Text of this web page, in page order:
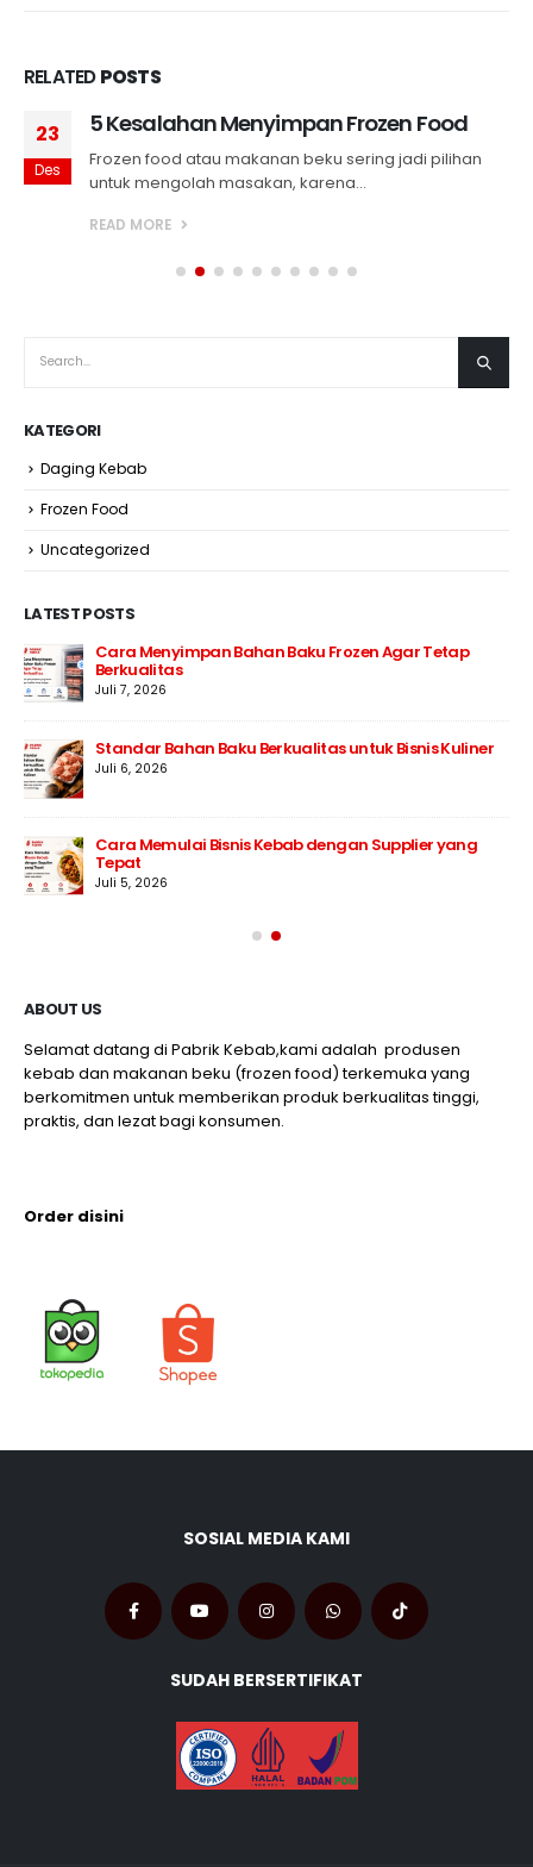
RELATEDPOSTS
23
Des
5 Kesalahan Menyimpan Frozen Food
Frozen food atau makanan beku sering jadi pilihan
untuk mengolah masakan, karena...
READ MORE
KATEGORI
Daging Kebab
Frozen Food
Uncategorized
LATEST POSTS
Cara Menyimpan Bahan Baku Frozen Agar Tetap
Berkualitas
Juli 7, 2026
Standar Bahan Baku Berkualitas untuk Bisnis Kuliner
Juli 6, 2026
Cara Memulai Bisnis Kebab dengan Supplier yang
Tepat
Juli 5, 2026
ABOUT US
Selamat datang di Pabrik Kebab,kami adalah produsen
kebab dan makanan beku (frozen food) terkemuka yang
berkomitmen untuk memberikan produk berkualitas tinggi,
praktis, dan lezat bagi konsumen.
Order disini
SOSIAL MEDIA KAMI
SUDAH BERSERTIFIKAT